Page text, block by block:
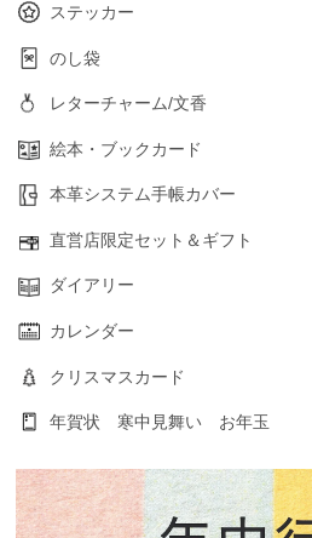
ステッカー
のし袋
レターチャーム/文香
絵本・ブックカード
本革システム手帳カバー
直営店限定セット＆ギフト
ダイアリー
カレンダー
クリスマスカード
年賀状 寒中見舞い お年玉